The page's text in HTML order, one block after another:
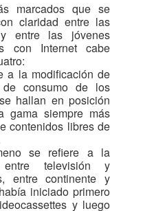
marcados que se
claridad entre las
y entre las jóvenes
con Internet cabe
a la modificación de
de consumo de los
hallan en posición
gama siempre más
contenidos libres de
se refiere a la
entre televisión y
entre continente y
iniciado primero
y luego